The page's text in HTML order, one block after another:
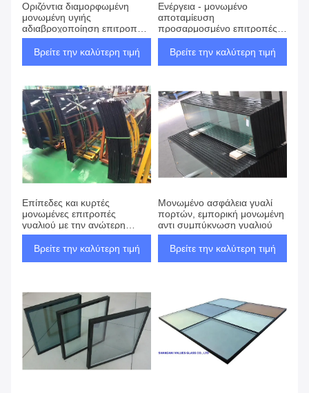
Οριζόντια διαμορφωμένη
μονωμένη υγιής
αδιαβροχοποίηση επιτροπών
γυαλιού για τα κτίρια
γραφείων
Βρείτε την καλύτερη τιμή
Ενέργεια - μονωμένο
αποταμίευση
προσαρμοσμένο επιτροπές
μέγεθος γυαλιού με την υγιή
λειτουργία απόδειξης
Βρείτε την καλύτερη τιμή
Επίπεδες και κυρτές
μονωμένες επιτροπές
γυαλιού με την ανώτερη
μόνωση θερμότητας
Βρείτε την καλύτερη τιμή
Μονωμένο ασφάλεια γυαλί
πορτών, εμπορική μονωμένη
αντι συμπύκνωση γυαλιού
Βρείτε την καλύτερη τιμή